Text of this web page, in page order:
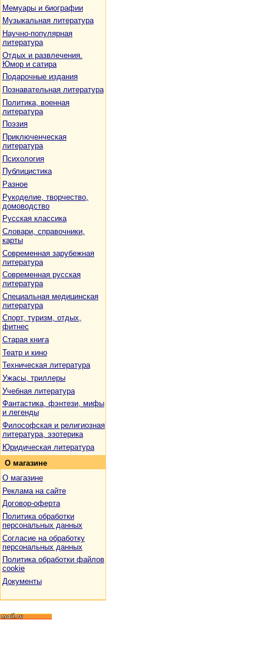
Мемуары и биографии
Музыкальная литература
Научно-популярная
литература
Отдых и развлечения.
Юмор и сатира
Подарочные издания
Познавательная литература
Политика, военная
литература
Поэзия
Приключенческая
литература
Психология
Публицистика
Разное
Рукоделие, творчество,
домоводство
Русская классика
Словари, справочники,
карты
Современная зарубежная
литература
Современная русская
литература
Специальная медицинская
литература
Спорт, туризм, отдых,
фитнес
Старая книга
Театр и кино
Техническая литература
Ужасы, триллеры
Учебная литература
Фантастика, фэнтези, мифы
и легенды
Философская и религиозная
литература, эзотерика
Юридическая литература
О магазине
О магазине
Реклама на сайте
Договор-оферта
Политика обработки
персональных данных
Согласие на обработку
персональных данных
Политика обработки файлов
cookie
Документы